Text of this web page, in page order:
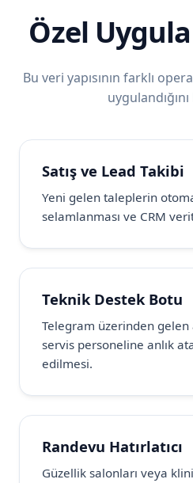
Özel
Bu veri yapısının farklı
Satış ve Lead Takibi
Yeni gelen taleplerin
selamlanması ve CRM
Teknik Destek Botu
Telegram üzerinden gelen
servis personeline anlık
edilmesi.
Randevu Hatırlatıcı
Güzellik salonları veya